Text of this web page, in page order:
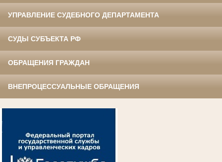
УПРАВЛЕНИЕ СУДЕБНОГО ДЕПАРТАМЕНТА
СУДЫ СУБЪЕКТА РФ
ОБРАЩЕНИЯ ГРАЖДАН
ВНЕПРОЦЕССУАЛЬНЫЕ ОБРАЩЕНИЯ